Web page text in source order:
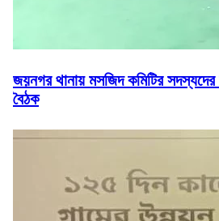
জয়নগর থানায় মসজিদ কমিটির সদস্যদের
বৈঠক